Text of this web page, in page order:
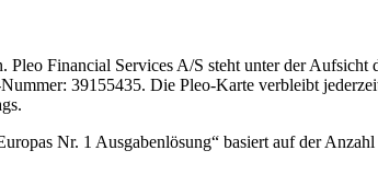
Financial Services A/S steht unter der Aufsicht
39155435. Die Pleo-Karte verbleibt
Nr. 1 Ausgabenlösung“ basiert auf der